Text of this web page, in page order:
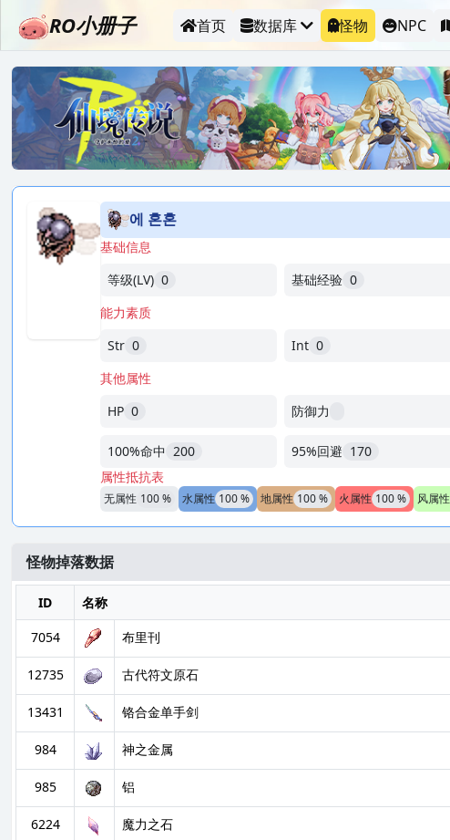
RO小册子 首页 数据库 怪物 NPC
에 혼혼
基础信息
等级(LV) 0 基础经验 0
能力素质
Str 0 Int 0
其他属性
HP 0 防御力
100%命中 200 95%回避 170
属性抵抗表
无属性 100 % 水属性 100 % 地属性 100 % 火属性 100 % 风属性
怪物掉落数据
ID 名称
7054
布里刊
12735 古代符文原石
13431 铬合金单手剑
984 神之金属
985 铝
6224 魔力之石